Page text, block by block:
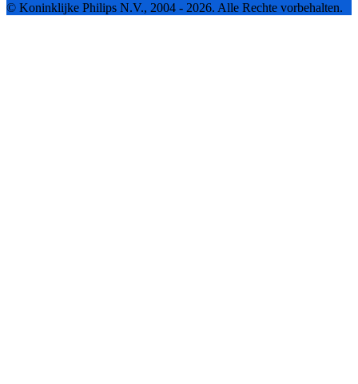
© Koninklijke Philips N.V., 2004 - 2026. Alle Rechte vorbehalten.